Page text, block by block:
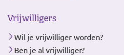
Vrijwilligers
Wil je vrijwilliger worden?
Ben je al vrijwilliger?